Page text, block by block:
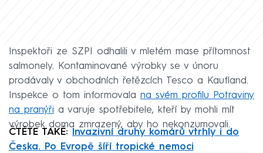
Inspektoři ze SZPI odhalili v mletém mase přítomnost
salmonely. Kontaminované výrobky se v únoru
prodávaly v obchodních řetězcích Tesco a Kaufland.
Inspekce o tom informovala na svém profilu Potraviny
na pranýři a varuje spotřebitele, kteří by mohli mít
výrobek doma zmrazený, aby ho nekonzumovali.
ČTĚTE TAKÉ: Invazivní druhy komárů vtrhly i do
Česka. Po Evropě šíří tropické nemoci